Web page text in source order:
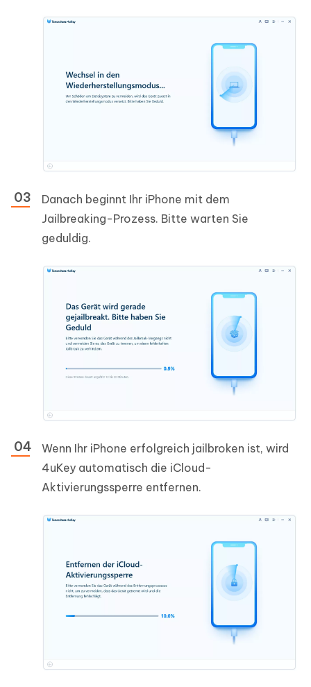
Danach beginnt Ihr iPhone mit dem
Jailbreaking-Prozess. Bitte warten Sie
geduldig.
Wenn Ihr iPhone erfolgreich jailbroken ist, wird
4uKey automatisch die iCloud-
Aktivierungssperre entfernen.